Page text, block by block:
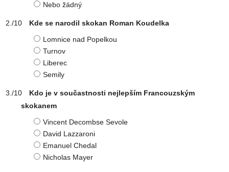
Nebo žádný
Kde se narodil skokan Roman Koudelka
Lomnice nad Popelkou
Turnov
Liberec
Semily
Kdo je v součastnosti nejlepším Francouzským
skokanem
Vincent Decombse Sevole
David Lazzaroni
Emanuel Chedal
Nicholas Mayer